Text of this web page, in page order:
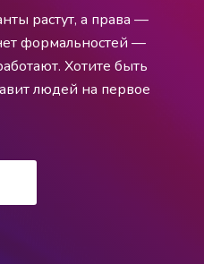
растут, а права —
формальностей —
Хотите быть
людей на первое